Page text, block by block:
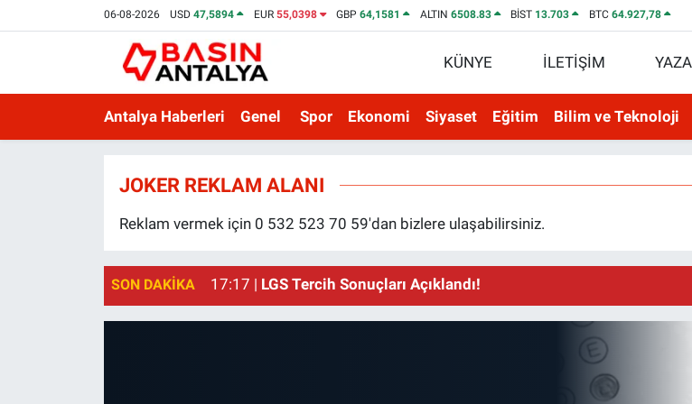
06-08-2026 USD47,5894 EUR 55,0398 GBP64,1581 ALTIN 6508.83 BİST 13.703 BTC 64.927,78
KÜNYE İLETİŞİM
Antalya Haberleri Genel Spor Ekonomi Siyaset Eğitim Bilim ve Teknoloji
JOKER REKLAM ALANI
Reklam vermek için 0 532 523 70 59'dan bizlere ulaşabilirsiniz.
SON DAKIKA 17:17 | LGS Tercih Sonuçları Açıklandı!